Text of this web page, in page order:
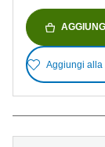
Aggiungi alla